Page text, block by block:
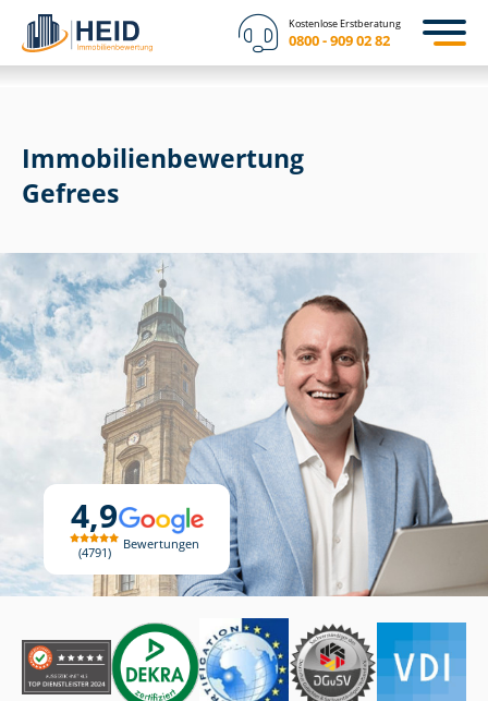
Kostenlose Erstberatung
0800 - 909 02 82
4,9
4791
Bewertungen
Immobilien­bewertung
Gefrees